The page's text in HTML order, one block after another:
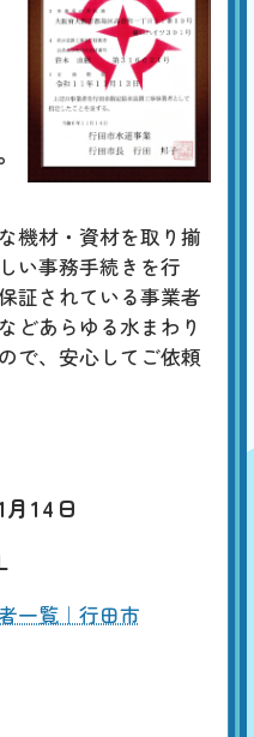
機材・資材を取り揃
い事務手続きを行
証されている事業者
どあらゆる水まわり
で、安心してご依頼
14日
一覧｜行田市